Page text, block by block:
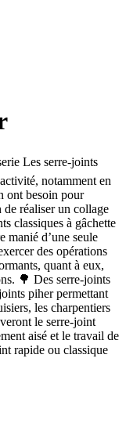
Les serre-joints
notamment en
ont besoin pour
réaliser un collage
classiques à gâchette
manié d’une seule
des opérations
quant à eux,
🌳 Des serre-joints
piher permettant
les charpentiers
le serre-joint
aisé et le travail de
rapide ou classique